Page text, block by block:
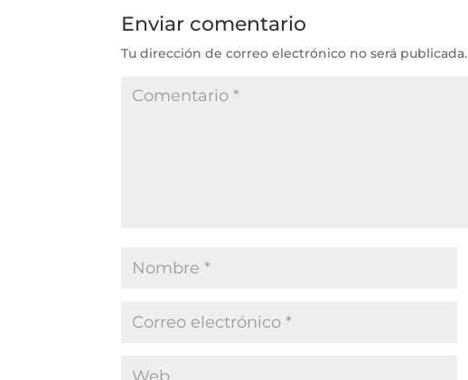
Enviar comentario
Tu dirección de correo electrónico no será publicada.